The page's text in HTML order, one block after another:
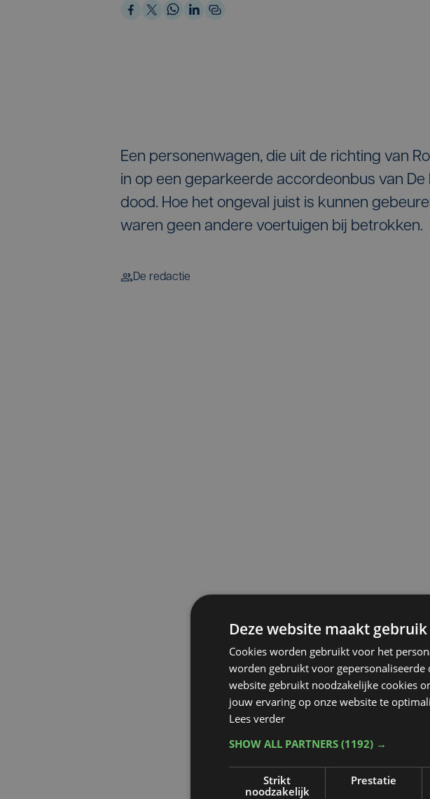
Een personenwagen, die uit de richting van
in op een geparkeerde accordeonbus van
dood. Hoe het ongeval juist is kunnen
waren geen andere voertuigen bij betrokken.
De redactie
Deze website maakt
Cookies worden gebruikt voor het
worden gebruikt voor
website gebruikt noodzakelijke cookies
jouw ervaring op onze website te
Lees verder
SHOW ALL PARTNERS (1192) →
Strikt
noodzakelijk
Prestatie